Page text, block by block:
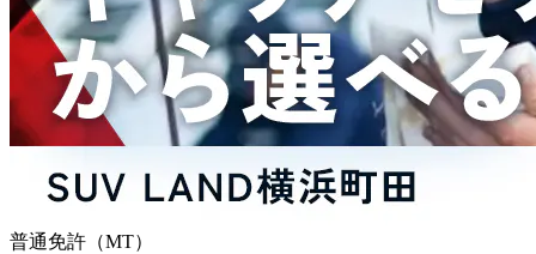
普通免許（MT）